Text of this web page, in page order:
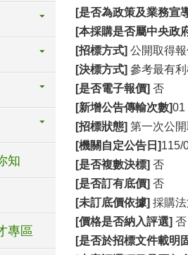
知
專區
[是否為政策及業務宣
[本採購是否屬中央政
[招標方式] 公開取得
[決標方式] 參考最有
[是否電子報價] 否
[新增公告傳輸次數]01
[招標狀態] 第一次公
[機關自定公告日]115/
[是否複數決標] 否
[是否訂有底價] 否
[未訂底價依據] 採購
[價格是否納入評選] 否
[是否於招標文件載明